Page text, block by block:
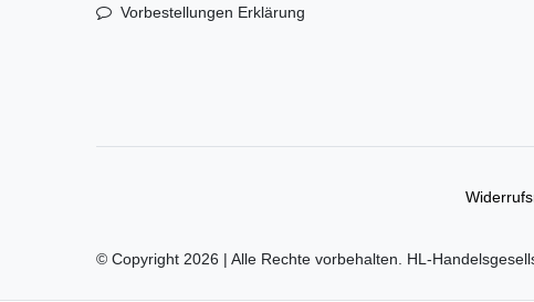
Vorbestellungen Erklärung
© Copyright 2026 | Alle Rechte vorbehalten. HL-